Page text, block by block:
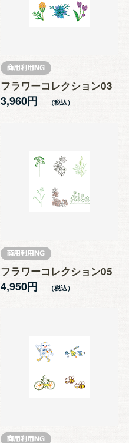
フラワーコレクション03
3,960円
フラワーコレクション05
4,950円